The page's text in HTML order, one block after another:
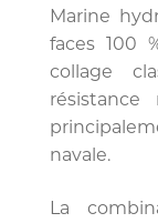
Marine
faces 100
collage
navale.
La